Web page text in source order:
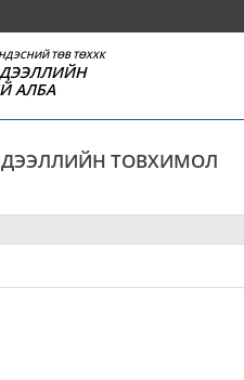
ТӨВ ТӨХХК
АЛБА
ТОВХИМОЛ